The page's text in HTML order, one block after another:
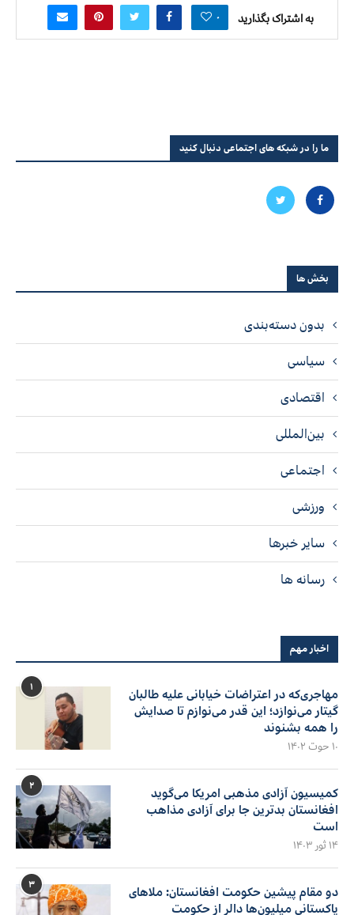
به اشتراک بگذارید ۰
ما را در شبکه های اجتماعی دنبال کنید
بخش ها
بدون دسته‌بندی
سیاسی
اقتصادی
بین‌المللی
اجتماعی
ورزشی
سایر خبرها
رسانه ها
اخبار مهم
۱
مهاجری‌که در اعتراضات خیابانی علیه طالبان
گیتار می‌نوازد؛ این قدر می‌نوازم تا صدایش
را همه بشنوند
۱۰ حوت ۱۴۰۲
۲
کمیسیون آزادی مذهبی امریکا می‌گوید
افغانستان بدترین جا برای آزادی مذاهب
است
۱۴ ثور ۱۴۰۳
۳
دو مقام پیشین حکومت افغانستان: ملاهای
پاکستانی میلیون‌ها دالر از حکومت